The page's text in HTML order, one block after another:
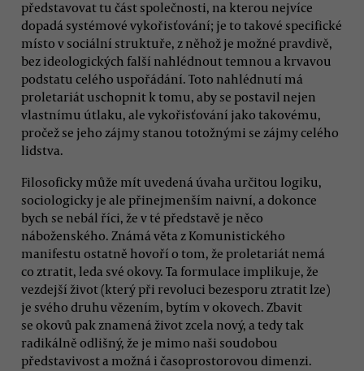
představovat tu část společnosti, na kterou nejvíce
dopadá systémové vykořisťování; je to takové specifické
místo v sociální struktuře, z něhož je možné pravdivě,
bez ideologických falší nahlédnout temnou a krvavou
podstatu celého uspořádání. Toto nahlédnutí má
proletariát uschopnit k tomu, aby se postavil nejen
vlastnímu útlaku, ale vykořisťování jako takovému,
pročež se jeho zájmy stanou totožnými se zájmy celého
lidstva.
Filosoficky může mít uvedená úvaha určitou logiku,
sociologicky je ale přinejmenším naivní, a dokonce
bych se nebál říci, že v té představě je něco
náboženského. Známá věta z Komunistického
manifestu ostatně hovoří o tom, že proletariát nemá
co ztratit, leda své okovy. Ta formulace implikuje, že
vezdejší život (který při revoluci bezesporu ztratit lze)
je svého druhu vězením, bytím v okovech. Zbavit
se okovů pak znamená život zcela nový, a tedy tak
radikálně odlišný, že je mimo naši soudobou
představivost a možná i časoprostorovou dimenzi.